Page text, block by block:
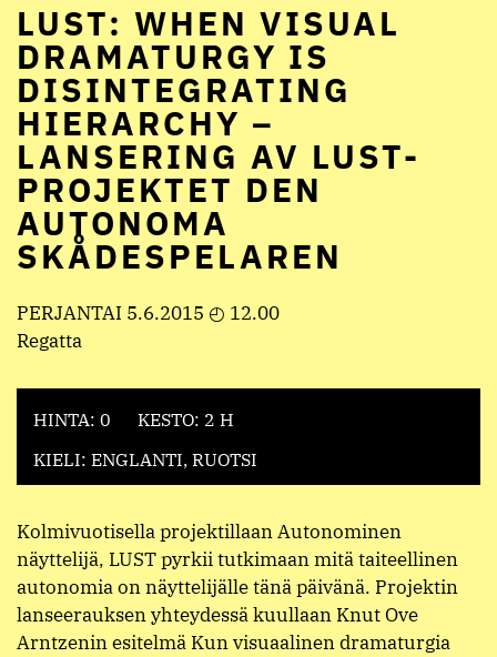
LUST: WHEN VISUAL
DRAMATURGY IS
DISINTEGRATING
HIERARCHY –
LANSERING AV LUST-
PROJEKTET DEN
AUTONOMA
SKÅDESPELAREN
PERJANTAI 5.6.2015 ◴ 12.00
Regatta
HINTA: 0
KESTO: 2 H
KIELI: ENGLANTI, RUOTSI
Kolmivuotisella projektillaan Autonominen
näyttelijä, LUST pyrkii tutkimaan mitä taiteellinen
autonomia on näyttelijälle tänä päivänä. Projektin
lanseerauksen yhteydessä kuullaan Knut Ove
Arntzenin esitelmä Kun visuaalinen dramaturgia